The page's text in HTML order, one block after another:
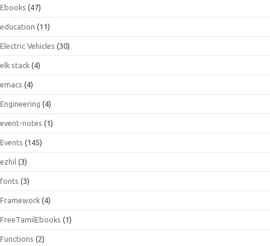
Ebooks (47)
education (11)
Electric Vehicles (30)
elk stack (4)
emacs (4)
Engineering (4)
event-notes (1)
Events (145)
ezhil (3)
fonts (3)
Framework (4)
FreeTamilEbooks (1)
Functions (2)